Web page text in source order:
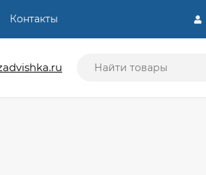
Контакты